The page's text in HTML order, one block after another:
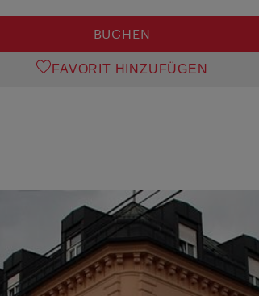
BUCHEN
FAVORIT HINZUFÜGEN